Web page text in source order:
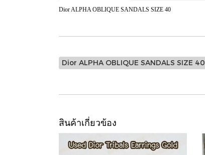
Dior ALPHA OBLIQUE SANDALS SIZE 40
Dior ALPHA OBLIQUE SANDALS SIZE 40
สินค้าเกี่ยวข้อง